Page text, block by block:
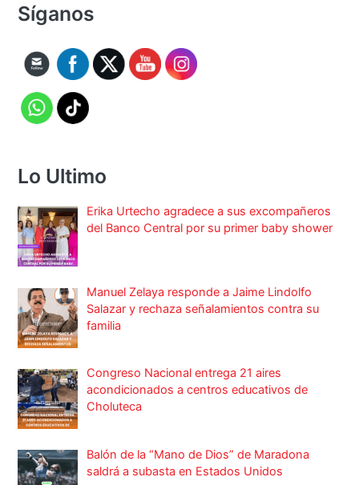
Síganos
Lo Ultimo
Erika Urtecho agradece a sus excompañeros
del Banco Central por su primer baby shower
Manuel Zelaya responde a Jaime Lindolfo
Salazar y rechaza señalamientos contra su
familia
Congreso Nacional entrega 21 aires
acondicionados a centros educativos de
Choluteca
Balón de la “Mano de Dios” de Maradona
saldrá a subasta en Estados Unidos